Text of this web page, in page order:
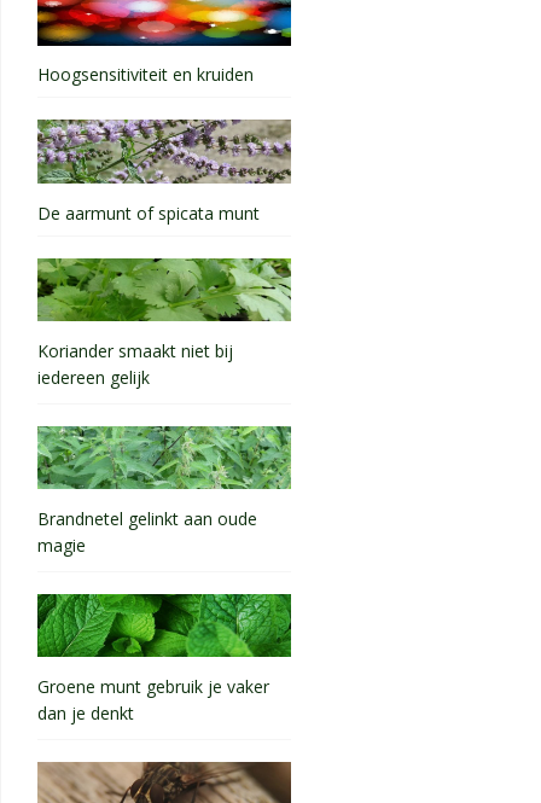
Hoogsensitiviteit en kruiden
De aarmunt of spicata munt
Koriander smaakt niet bij
iedereen gelijk
Brandnetel gelinkt aan oude
magie
Groene munt gebruik je vaker
dan je denkt